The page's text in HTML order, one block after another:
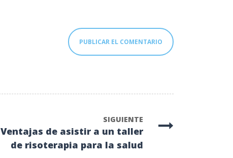
SIGUIENTE
Ventajas de asistir a un taller
de risoterapia para la salud